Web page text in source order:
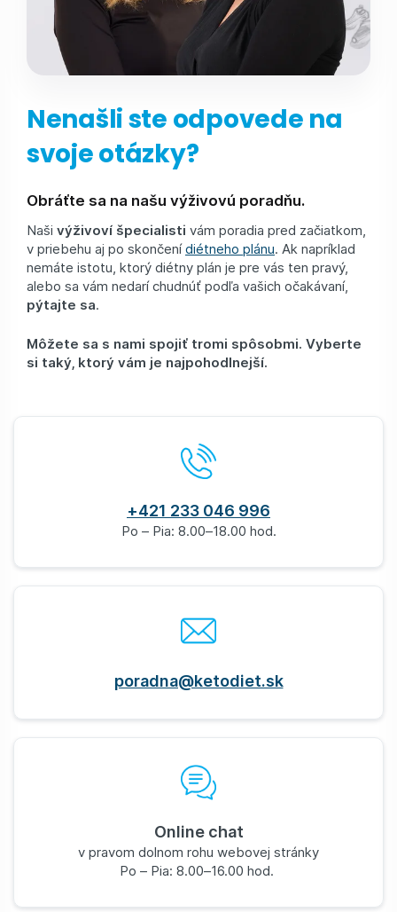
Nenašli ste odpovede na
svoje otázky?
Obráťte sa na našu výživovú poradňu.
Naši výživoví špecialisti vám poradia pred začiatkom,
v priebehu aj po skončenídiétneho plánu. Ak napríklad
nemáte istotu, ktorý diétny plán je pre vás ten pravý,
alebo sa vám nedarí chudnúť podľa vašich očakávaní,
pýtajte sa.
Môžete sa s nami spojiť tromi spôsobmi. Vyberte
si taký, ktorý vám je najpohodlnejší.
+421 233 046 996
Po – Pia: 8.00–18.00 hod.
poradna@ketodiet.sk
Online chat
v pravom dolnom rohu webovej stránky
Po – Pia: 8.00–16.00 hod.